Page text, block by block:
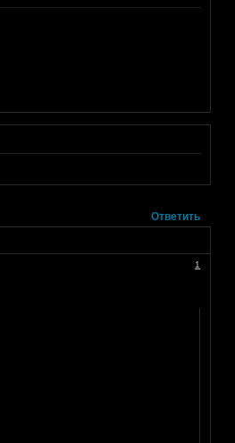
Ответить
1